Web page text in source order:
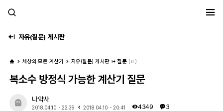
자유(질문) 게시판
세상의 모든 계산기 자유(질문) 게시판 질문 ( )
복소수 방정식 가능한 계산기 질문
나약사
2018.04.10 - 22:39 2018.04.10 - 20:41 4349 3